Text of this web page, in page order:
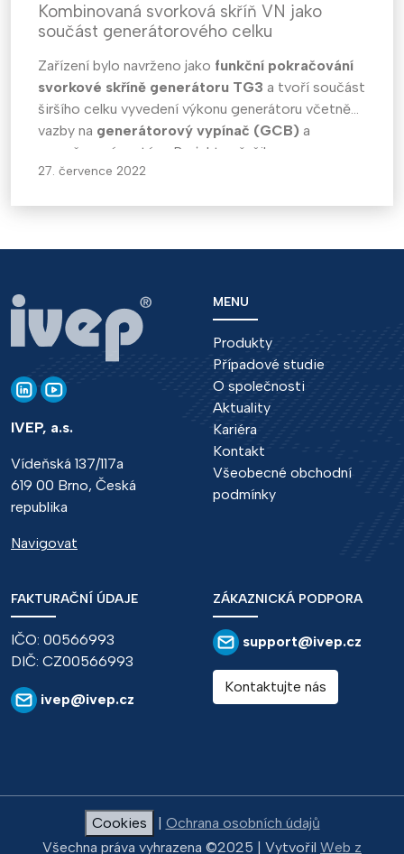
Kombinovaná svorková skříň VN jako
součást generátorového celku
Zařízení bylo navrženo jako funkční pokračování
svorkové skříně generátoru TG3 a tvoří součást
širšího celku vyvedení výkonu generátoru včetně
vazby na generátorový vypínač (GCB) a
uzemňovací systém. Projekt neřešil pouze
dodávku samotné skříně, ale
27. července 2022
IVEP, a.s.
Vídeňská 137/117a
619 00 Brno, Česká
republika
Navigovat
MENU
Produkty
Případové studie
O společnosti
Aktuality
Kariéra
Kontakt
Všeobecné obchodní
podmínky
FAKTURAČNÍ ÚDAJE
IČO: 00566993
DIČ: CZ00566993
ivep@ivep.cz
ZÁKAZNICKÁ PODPORA
support@ivep.cz
Kontaktujte nás
Cookies
Ochrana osobních údajů
Všechna práva vyhrazena ©2025 | Vytvořil Web z